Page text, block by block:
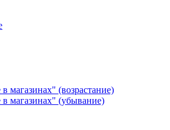
магазинах" (возрастание)
магазинах" (убывание)